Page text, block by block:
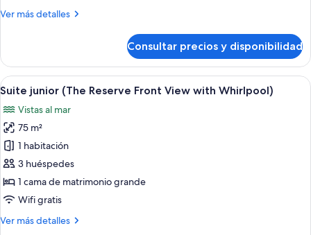
Ver más detalles
Más
Room
Ocean
Front
Consultar precios y disponibilidad
Abrir
todas
las
fotos
de
Suite
junior
(The
Reserve
Front
Una habitación de hotel moderna
5
Suite junior (The Reserve Front View with Whirlpool)
Vistas al mar
75 m²
1 habitación
3 huéspedes
1 cama de matrimonio grande
Wifi gratis
Ver más detalles
Más